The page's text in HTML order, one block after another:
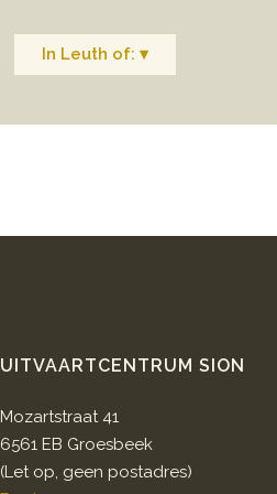
In Leuth of: ▾
UITVAARTCENTRUM SION
Mozartstraat 41
6561 EB Groesbeek
(Let op, geen postadres)